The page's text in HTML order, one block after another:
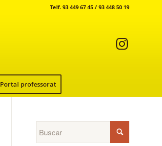
Telf. 93 449 67 45 / 93 448 50 19
Portal professorat